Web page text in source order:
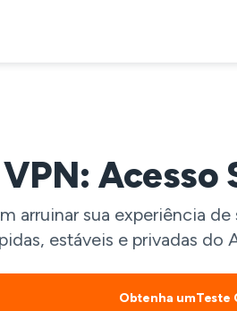
Acesso
arruinar sua experiência
estáveis e privadas do
Obtenha umTeste